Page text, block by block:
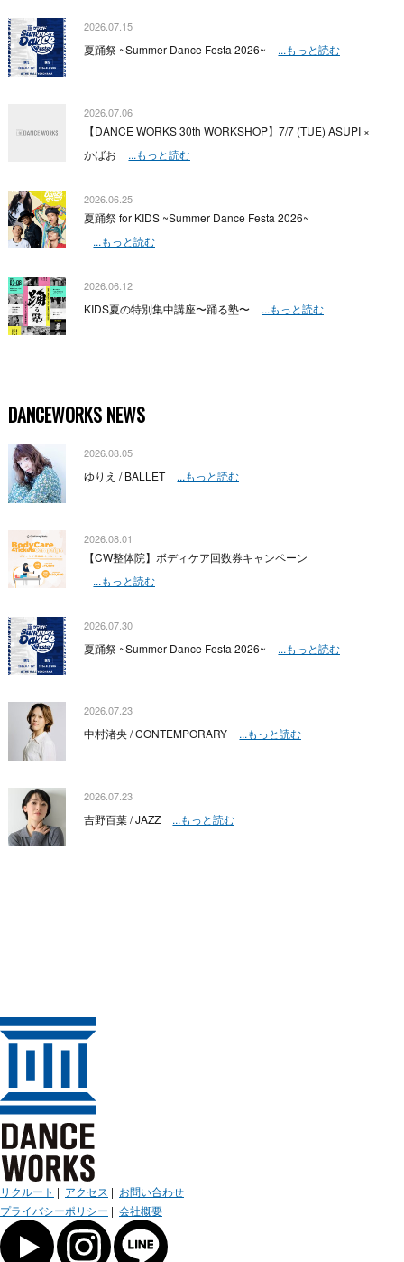
2026.07.15
夏踊祭 ~Summer Dance Festa 2026~ ...もっと読む
2026.07.06
【DANCE WORKS 30th WORKSHOP】7/7 (TUE) ASUPI ×
かばお
...もっと読む
2026.06.25
夏踊祭 for KIDS ~Summer Dance Festa 2026~
...もっと読む
2026.06.12
KIDS夏の特別集中講座〜踊る塾〜 ...もっと読む
DANCEWORKS NEWS
2026.08.05
ゆりえ / BALLET ...もっと読む
2026.08.01
【CW整体院】ボディケア回数券キャンペーン
...もっと読む
2026.07.30
夏踊祭 ~Summer Dance Festa 2026~ ...もっと読む
2026.07.23
中村渚央 / CONTEMPORARY ...もっと読む
2026.07.23
吉野百葉 / JAZZ ...もっと読む
リクルート | アクセス | お問い合わせ
プライバシーポリシー | 会社概要